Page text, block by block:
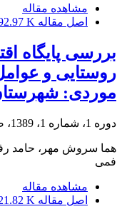
مشاهده مقاله
اصل مقاله K
بررسی پایگاه
روستایی و
موردی:
دوره 1، شماره 1، 1389، صفحه
هما سروش مهر، حامد
فمی
مشاهده مقاله
اصل مقاله K